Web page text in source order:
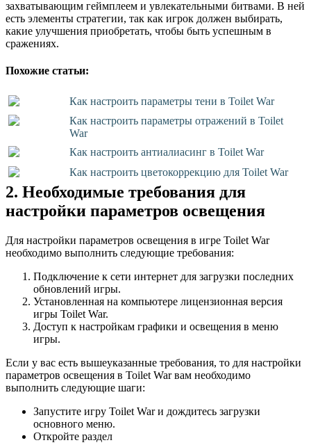
захватывающим геймплеем и увлекательными битвами. В ней
есть элементы стратегии, так как игрок должен выбирать,
какие улучшения приобретать, чтобы быть успешным в
сражениях.
Похожие статьи:
Как настроить параметры тени в Toilet War
Как настроить параметры отражений в Toilet
War
Как настроить антиалиасинг в Toilet War
Как настроить цветокоррекцию для Toilet War
2. Необходимые требования для
настройки параметров освещения
Для настройки параметров освещения в игре Toilet War
необходимо выполнить следующие требования:
Подключение к сети интернет для загрузки последних
обновлений игры.
Установленная на компьютере лицензионная версия
игры Toilet War.
Доступ к настройкам графики и освещения в меню
игры.
Если у вас есть вышеуказанные требования, то для настройки
параметров освещения в Toilet War вам необходимо
выполнить следующие шаги:
Запустите игру Toilet War и дождитесь загрузки
основного меню.
Откройте раздел